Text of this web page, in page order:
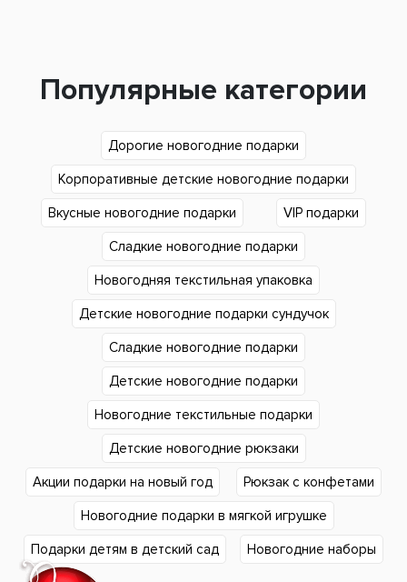
Популярные категории
Дорогие новогодние подарки
Корпоративные детские новогодние подарки
Вкусные новогодние подарки VIP подарки
Сладкие новогодние подарки
Новогодняя текстильная упаковка
Детские новогодние подарки сундучок
Сладкие новогодние подарки
Детские новогодние подарки
Новогодние текстильные подарки
Детские новогодние рюкзаки
Акции подарки на новый год Рюкзак с конфетами
Новогодние подарки в мягкой игрушке
Подарки детям в детский сад Новогодние наборы